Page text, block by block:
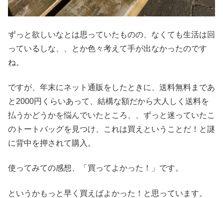
ずっと欲しいなとは思っていたものの、なくても生活は回
っているしな、、とか色々考えて手が出なかったのです
ね。
ですが、年末にネット通販をしたときに、送料無料まであ
と2000円くらいあって、結構な額だから大人しく送料を
払うかどうかを悩んでいたところ、、ずっと迷っていたこ
のトートバッグを見つけ、これは買えということだ！と謎
に背中を押されて購入。
使ってみての感想、「買ってよかった！」です。
というかもっと早く買えばよかった！と思っています。